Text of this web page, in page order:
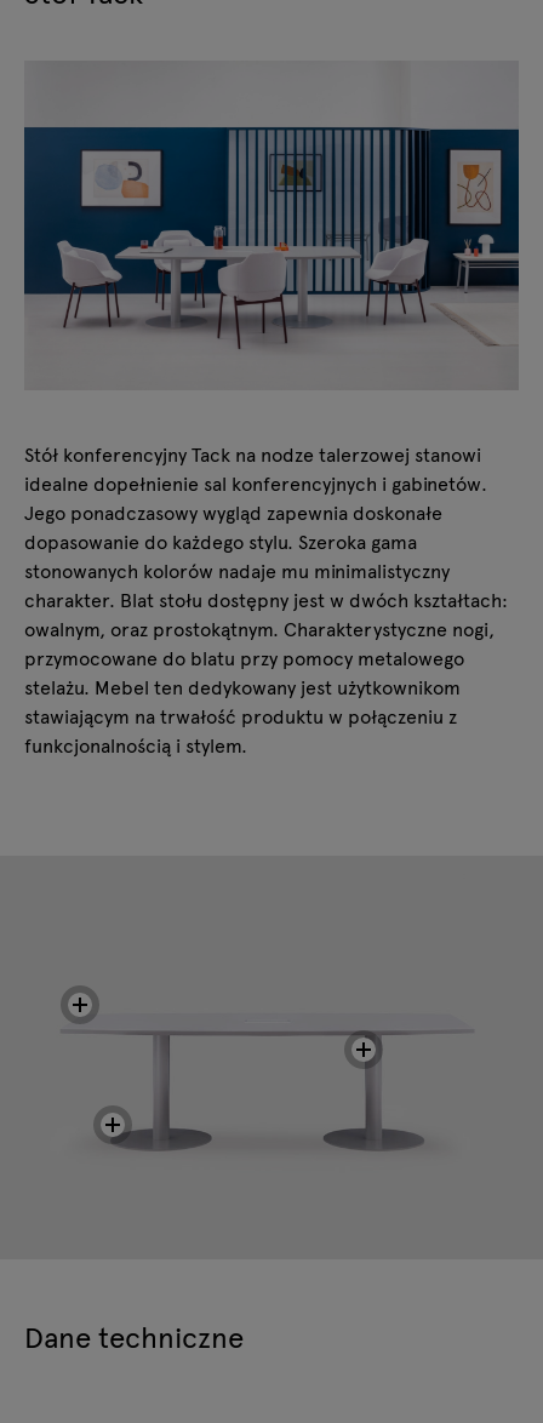
Stół konferencyjny Tack na nodze talerzowej stanowi
idealne dopełnienie sal konferencyjnych i gabinetów.
Jego ponadczasowy wygląd zapewnia doskonałe
dopasowanie do każdego stylu. Szeroka gama
stonowanych kolorów nadaje mu minimalistyczny
charakter. Blat stołu dostępny jest w dwóch kształtach:
owalnym, oraz prostokątnym. Charakterystyczne nogi,
przymocowane do blatu przy pomocy metalowego
stelażu. Mebel ten dedykowany jest użytkownikom
stawiającym na trwałość produktu w połączeniu z
funkcjonalnością i stylem.
Dane techniczne